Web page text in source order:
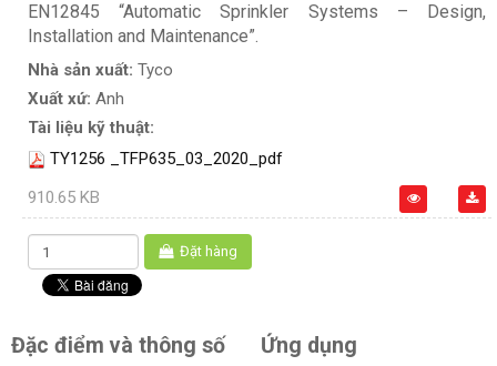
EN12845 “Automatic Sprinkler Systems – Design,
Installation and Maintenance”.
Nhà sản xuất: Tyco
Xuất xứ: Anh
Tài liệu kỹ thuật:
TY1256 _TFP635_03_2020_pdf
910.65 KB
Đặt hàng
Đặc điểm và thông số Ứng dụng